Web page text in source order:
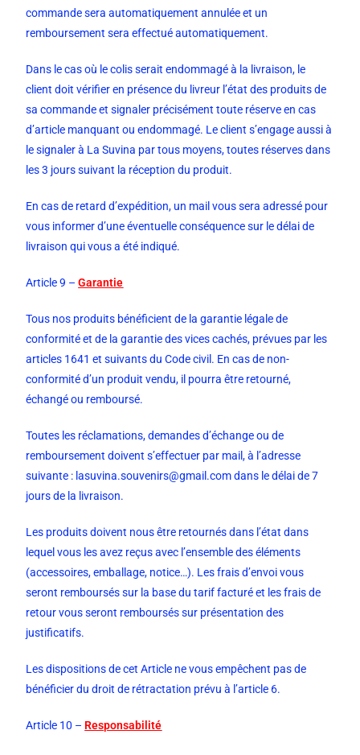
commande sera automatiquement annulée et un
remboursement sera effectué automatiquement.
Dans le cas où le colis serait endommagé à la livraison, le
client doit vérifier en présence du livreur l’état des produits de
sa commande et signaler précisément toute réserve en cas
d’article manquant ou endommagé. Le client s’engage aussi à
le signaler à La Suvina par tous moyens, toutes réserves dans
les 3 jours suivant la réception du produit.
En cas de retard d’expédition, un mail vous sera adressé pour
vous informer d’une éventuelle conséquence sur le délai de
livraison qui vous a été indiqué.
Article 9 –Garantie
Tous nos produits bénéficient de la garantie légale de
conformité et de la garantie des vices cachés, prévues par les
articles 1641 et suivants du Code civil. En cas de non-
conformité d’un produit vendu, il pourra être retourné,
échangé ou remboursé.
Toutes les réclamations, demandes d’échange ou de
remboursement doivent s’effectuer par mail, à l’adresse
suivante : lasuvina.souvenirs@gmail.comdans le délai de 7
jours de la livraison.
Les produits doivent nous être retournés dans l’état dans
lequel vous les avez reçus avec l’ensemble des éléments
(accessoires, emballage, notice…). Les frais d’envoi vous
seront remboursés sur la base du tarif facturé et les frais de
retour vous seront remboursés sur présentation des
justificatifs.
Les dispositions de cet Article ne vous empêchent pas de
bénéficier du droit de rétractation prévu à l’article 6.
Article 10 – Responsabilité